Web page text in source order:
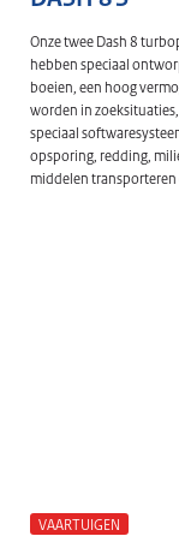
Onze twee Dash 8
hebben speciaal
boeien, een hoog
worden in
speciaal
opsporing, redding,
middelen transporteren
VAARTUIGEN